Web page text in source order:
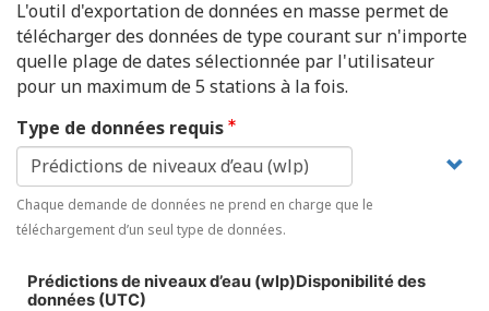
L'outil d'exportation de données en masse permet de
télécharger des données de type courant sur n'importe
quelle plage de dates sélectionnée par l'utilisateur
pour un maximum de 5 stations à la fois.
Type de données requis
Chaque demande de données ne prend en charge que le
téléchargement d’un seul type de données.
Prédictions de niveaux d’eau (wlp)Disponibilité des
données (UTC)